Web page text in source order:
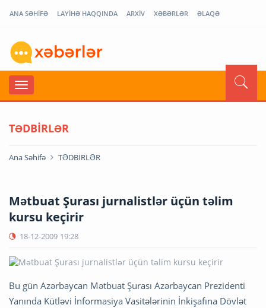
ANA SƏHİFƏ LAYİHƏ HAQQINDA ARXİV XƏBƏRLƏR ƏLAQƏ
TƏDBİRLƏR
Ana Səhifə TƏDBİRLƏR
Mətbuat Şurası jurnalistlər üçün təlim
kursu keçirir
18-12-2009 19:28
Bu gün Azərbaycan Mətbuat Şurası Azərbaycan Prezidenti
Yanında Kütləvi İnformasiya Vasitələrinin İnkişafına Dövlət